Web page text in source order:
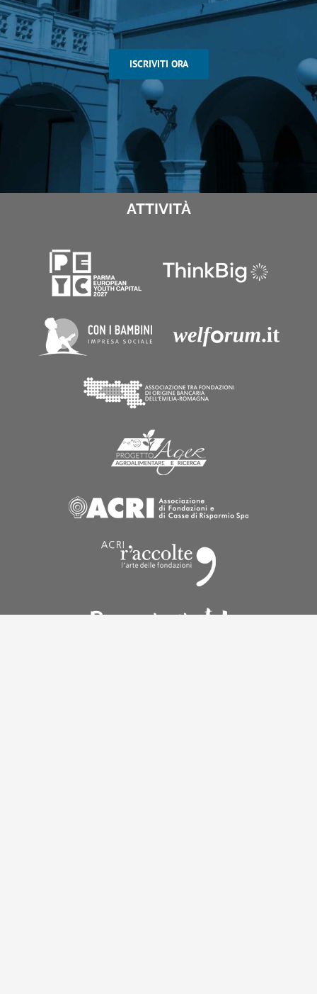
ISCRIVITI ORA
ATTIVITÀ